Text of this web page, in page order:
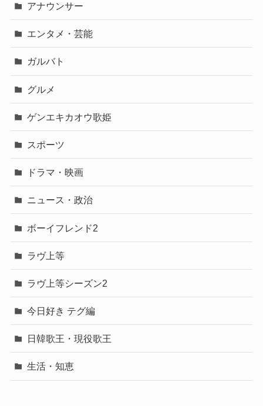
アナウンサー
エンタメ・芸能
ガルバト
グルメ
ゲンエキカオウ歌姫
スポーツ
ドラマ・映画
ニュース・政治
ボーイフレンド2
ラヴ上等
ラヴ上等シーズン2
今日好き テグ編
日韓歌王・現役歌王
生活・知恵